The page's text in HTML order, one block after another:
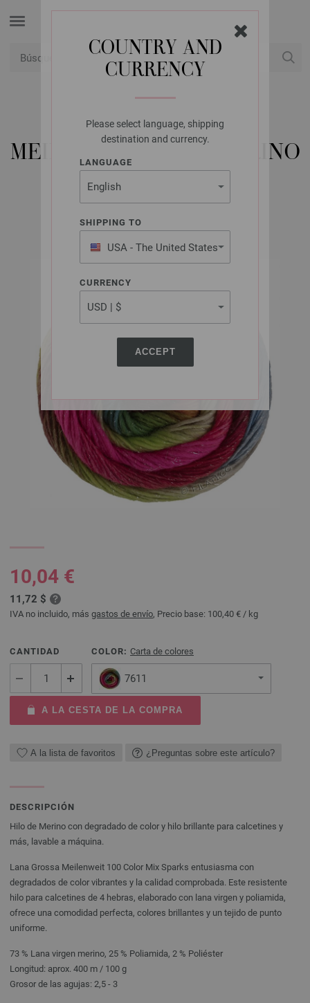
COUNTRY AND
CURRENCY
Please select language, shipping
destination and currency.
LANGUAGE
SHIPPING TO
USA - The United States
of America
CURRENCY
ACCEPT
LANA GROSSA
MEILENWEIT 100G MERINO
COLOR MIX SPARKS
10,04 €
11,72 $
IVA no incluido, más gastos de envío, Precio base: 100,40 € / kg
CANTIDAD COLOR: Carta de colores
7611
A LA CESTA DE LA COMPRA
A la lista de favoritos ¿Preguntas sobre este artículo?
DESCRIPCIÓN
Hilo de Merino con degradado de color y hilo brillante para calcetines y
más, lavable a máquina.
Lana Grossa Meilenweit 100 Color Mix Sparks entusiasma con
degradados de color vibrantes y la calidad comprobada. Este resistente
hilo para calcetines de 4 hebras, elaborado con lana virgen y poliamida,
ofrece una comodidad perfecta, colores brillantes y un tejido de punto
uniforme.
73 % Lana virgen merino, 25 % Poliamida, 2 % Poliéster
Longitud: aprox. 400 m / 100 g
Grosor de las agujas: 2,5 - 3